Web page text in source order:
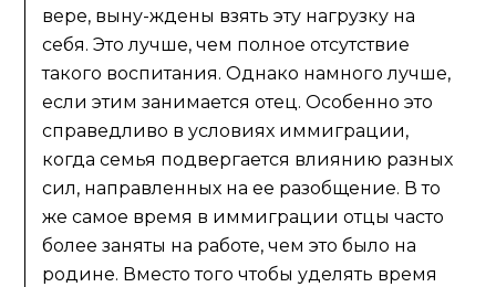
вере, выну-ждены взять эту нагрузку на
себя. Это лучше, чем полное отсутствие
такого воспитания. Однако намного лучше,
если этим занимается отец. Особенно это
справедливо в условиях иммиграции,
когда семья подвергается влиянию разных
сил, направленных на ее разобщение. В то
же самое время в иммиграции отцы часто
более заняты на работе, чем это было на
родине. Вместо того чтобы уделять время